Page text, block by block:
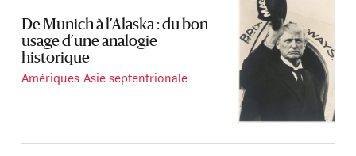
De Munich à l’Alaska : du bon
usage d’une analogie
historique
Amériques Asie septentrionale